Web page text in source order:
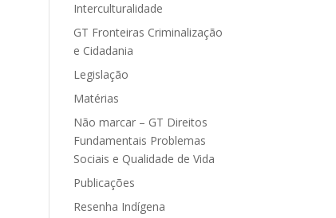
Interculturalidade
GT Fronteiras Criminalização
e Cidadania
Legislação
Matérias
Não marcar – GT Direitos
Fundamentais Problemas
Sociais e Qualidade de Vida
Publicações
Resenha Indígena